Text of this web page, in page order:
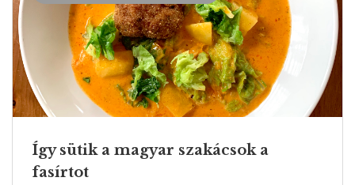
Így sütik a magyar szakácsok a
fasírtot